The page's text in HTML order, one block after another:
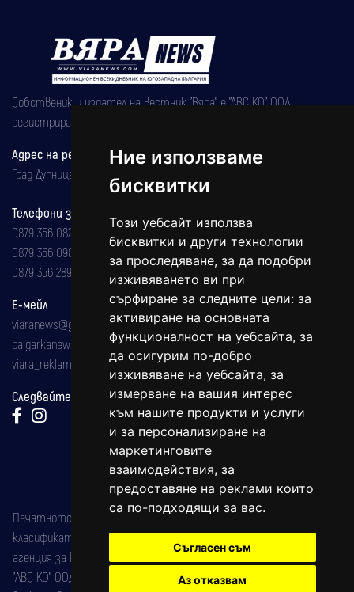
Ние използваме
бисквитки
Този уебсайт използва
бисквитки и други технологии
за проследяване, за да подобри
изживяването ви при
сърфиране за следните цели: за
активиране на основната
функционалност на уебсайта, за
да осигурим по-добро
изживяване на уебсайта, за
измерване на вашия интерес
към нашите продукти и услуги
и за персонализиране на
маркетинговите
взаимодействия, за
предоставяне на реклами които
са по-подходящи за вас.
Съгласен съм
Аз отказвам
Собственик и издател на вестник "Вяра" е "АВС КО" ООД,
регистрирана на 08.05.2002 година.
Адрес на редакцията
Град Дупница, ул.''Христо Ботев" 43
Телефони за реклама и абонаменти
0879 356 082
0879 356 098
0879 356 289
Е-мейл
viaranews@gmail.com
balgarkanews@gmail.com
viara_reklama@mail.bg
Следвайте ни:
Печатното издание на вестника е регистрирано в националния
класификатор на печатните издания (Българска национална
агенция за ISSN) под номер: ISSN 1312-4722.
"АВС КО" ООД е притежател на марката: Вяра информационен